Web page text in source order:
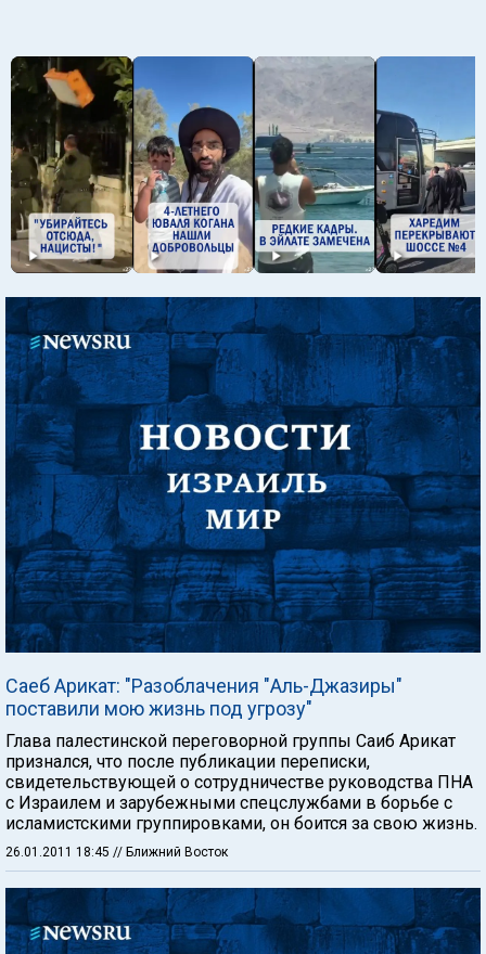
Саеб Арикат: "Разоблачения "Аль-Джазиры"
поставили мою жизнь под угрозу"
Глава палестинской переговорной группы Саиб Арикат
признался, что после публикации переписки,
свидетельствующей о сотрудничестве руководства ПНА
с Израилем и зарубежными спецслужбами в борьбе с
исламистскими группировками, он боится за свою жизнь.
26.01.2011 18:45 // Ближний Восток